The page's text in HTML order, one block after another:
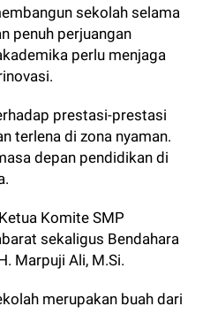
sekolah selama
penuh perjuangan
perlu menjaga
prestasi-prestasi
terlena di zona nyaman.
depan pendidikan di
Komite SMP
sekaligus Bendahara
Marpuji Ali, M.Si.
merupakan buah dari